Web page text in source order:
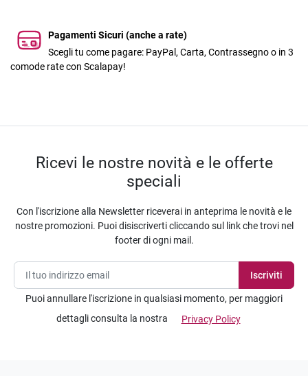
Pagamenti Sicuri (anche a rate)
Scegli tu come pagare: PayPal, Carta, Contrassegno o in 3
comode rate con Scalapay!
Ricevi le nostre novità e le offerte
speciali
Con l'iscrizione alla Newsletter riceverai in anteprima le novità e le
nostre promozioni. Puoi disiscriverti cliccando sul link che trovi nel
footer di ogni mail.
Puoi annullare l'iscrizione in qualsiasi momento, per maggiori
dettagli consulta la nostra
Privacy Policy